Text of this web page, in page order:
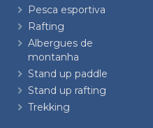
Pesca esportiva
Rafting
Albergues de
montanha
Stand up paddle
Stand up rafting
Trekking